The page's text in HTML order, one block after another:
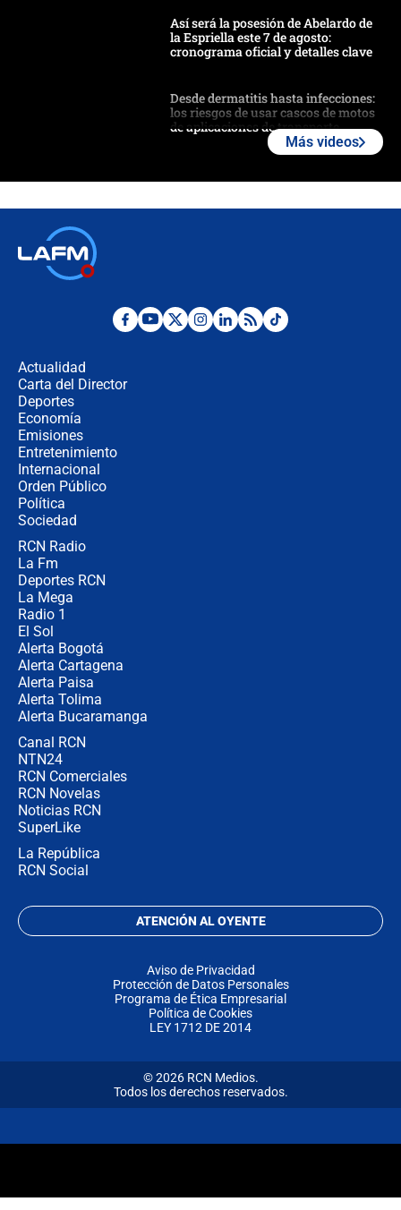
Así será la posesión de Abelardo de
la Espriella este 7 de agosto:
cronograma oficial y detalles clave
Desde dermatitis hasta infecciones:
los riesgos de usar cascos de motos
de aplicaciones de transporte
Posesión de Abelardo De La Espriella
Más videos
Actualidad
Carta del Director
Deportes
Economía
Emisiones
Entretenimiento
Internacional
Orden Público
Política
Sociedad
RCN Radio
La Fm
Deportes RCN
La Mega
Radio 1
El Sol
Alerta Bogotá
Alerta Cartagena
Alerta Paisa
Alerta Tolima
Alerta Bucaramanga
Canal RCN
NTN24
RCN Comerciales
RCN Novelas
Noticias RCN
SuperLike
La República
RCN Social
ATENCIÓN AL OYENTE
Aviso de Privacidad
Protección de Datos Personales
Programa de Ética Empresarial
Política de Cookies
LEY 1712 DE 2014
© 2026 RCN Medios.
Todos los derechos reservados.